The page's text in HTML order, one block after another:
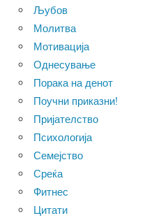
Љубов
Молитва
Мотивација
Однесување
Порака на денот
Поучни приказни!
Пријателство
Психологија
Семејство
Среќа
Фитнес
Цитати